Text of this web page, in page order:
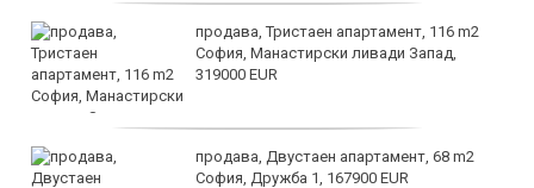
продава, Тристаен апартамент, 116 m2
София, Манастирски ливади Запад,
319000 EUR
продава, Двустаен апартамент, 68 m2
София, Дружба 1, 167900 EUR